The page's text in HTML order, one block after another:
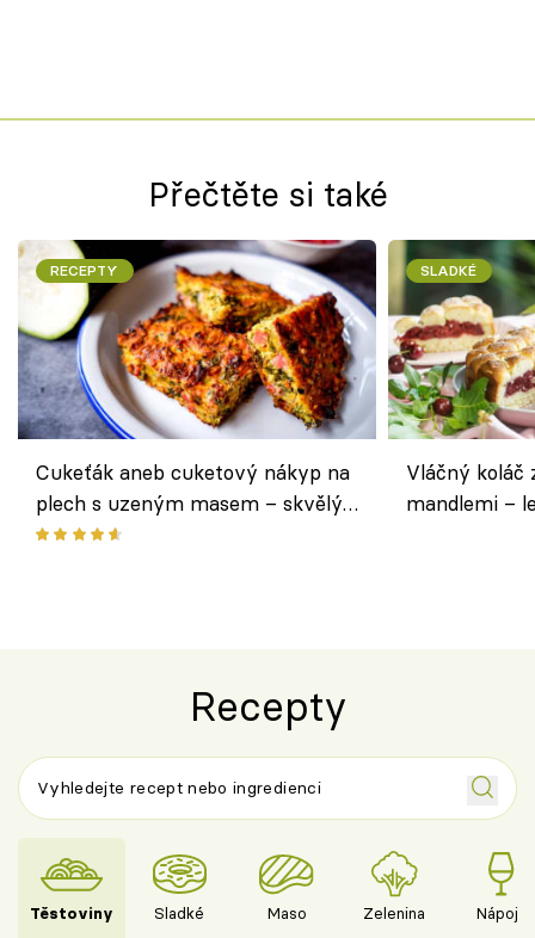
Přečtěte si také
RECEPTY
Cukeťák aneb cuketový nákyp na
plech s uzeným masem – skvělý
způsob, jak zpracovat přerostlé
SLADKÉ
Vláčný koláč
mandlemi –
Recepty
Těstoviny Sladké Maso Zelenina Nápoje